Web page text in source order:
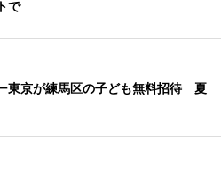
で
東京が練馬区の子ども無料招待 夏